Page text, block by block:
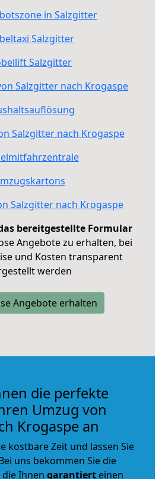
in Salzgitter
Salzgitter
Salzgitter
Salzgitter nach Krogaspe
Salzgitter nach Krogaspe
Salzgitter nach Krogaspe
bereitgestellte Formular
Angebote zu erhalten, bei
und Kosten transparent
werden
Angebote erhalten
die perfekte
Umzug von
Krogaspe an
kostbare Zeit und lassen Sie
uns bekommen Sie die
die Ihnen garantiert einen